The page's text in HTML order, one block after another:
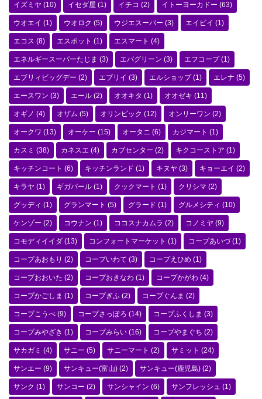
イズミヤ (10) イセダ屋 (1) イチコ (2) イトーヨーカドー (63)
ウオエイ (1) ウオロク (5) ウジエスーパー (3) エイビイ (1)
エコス (8) エスポット (1) エスマート (4)
エネルギースーパーたじま (3) エバグリーン (3) エフコープ(1)
エブリィビッグデー (2) エブリイ (3) エルショップ(1) エレナ (5)
エースワン (3) エール (2) オオキタ (1) オオゼキ (11)
オギノ (4) オザム (5) オリンピック (12) オンリーワン (2)
オークワ (13) オーケー (15) オータニ (6) カジマート (1)
カスミ (38) カネスエ (4) カブセンター (2) キクコーストア (1)
キッチンコート (6) キッチンランド (1) キヌヤ (3) キョーエイ (2)
キラヤ (1) ギガパール (1) クックマート (1) クリシマ (2)
グッディ (1) グランマート (5) グラード (1) グルメシティ (10)
ケンゾー (2) コウナン (1) ココスナカムラ (2) コノミヤ (9)
コモディイイダ (13) コンフォートマーケット (1) コープあいづ(1)
コープあおもり (2) コープいわて (3) コープえひめ (1)
コープおおいた (2) コープおきなわ (1) コープかがわ (4)
コープかごしま (1) コープぎふ (2) コープぐんま (2)
コープこうべ (9) コープさっぽろ (14) コープふくしま (3)
コープみやざき (1) コープみらい (16) コープやまぐち (2)
サカガミ (4) サニー (5) サニーマート (2) サミット (24)
サンエー (9) サンキュー(富山) (2) サンキュー(鹿児島) (2)
サンク (1) サンコー (2) サンシャイン (6) サンフレッシュ (1)